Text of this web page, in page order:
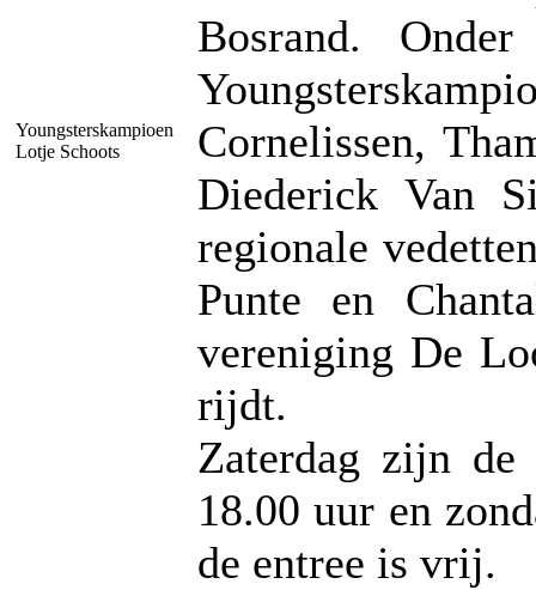
Youngsterskampioen
Lotje Schoots
Bosrand.
Cornelissen,
Diederick Van
regionale
Punte en
vereniging De
rijdt.
Zaterdag zijn de
18.00 uur en
de entree is vrij.